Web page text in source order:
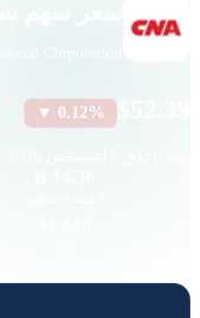
▼ 0.12%